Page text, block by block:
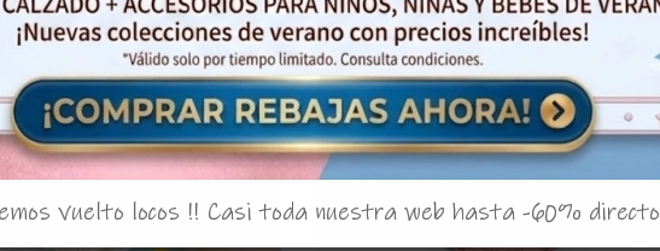
¡Oferta! ¡Oferta!
53%
vuelto locos !! Casi toda nuestra web hasta -60% directo